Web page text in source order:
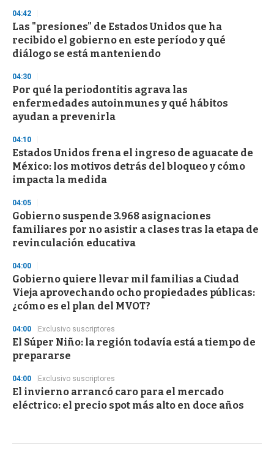
3
s
c
o
d
s
04:42
Las "presiones" de Estados Unidos que ha
recibido el gobierno en este período y qué
diálogo se está manteniendo
04:30
Por qué la periodontitis agrava las
enfermedades autoinmunes y qué hábitos
ayudan a prevenirla
04:10
Estados Unidos frena el ingreso de aguacate de
México: los motivos detrás del bloqueo y cómo
impacta la medida
04:05
Gobierno suspende 3.968 asignaciones
familiares por no asistir a clases tras la etapa de
revinculación educativa
04:00
Gobierno quiere llevar mil familias a Ciudad
Vieja aprovechando ocho propiedades públicas:
¿cómo es el plan del MVOT?
04:00 Exclusivo suscriptores
El Súper Niño: la región todavía está a tiempo de
prepararse
04:00 Exclusivo suscriptores
El invierno arrancó caro para el mercado
eléctrico: el precio spot más alto en doce años